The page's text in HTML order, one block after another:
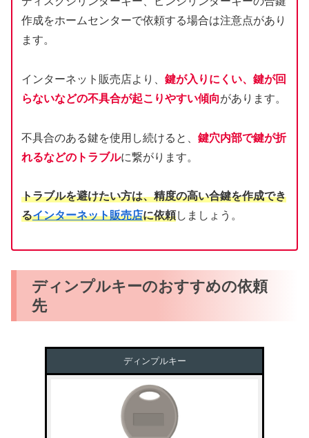
作成をホームセンターで依頼する場合は注意点があり
ます。
インターネット販売店より、 鍵が入りにくい、鍵が回
らないなどの不具合が起こりやすい傾向があります。
不具合のある鍵を使用し続けると、 鍵穴内部で鍵が折
れるなどのトラブルに繋がります。
トラブルを避けたい方は、精度の高い合鍵を作成でき
るインターネット販売店に依頼しましょう。
ディンプルキーのおすすめの依頼
先
ディンプルキー